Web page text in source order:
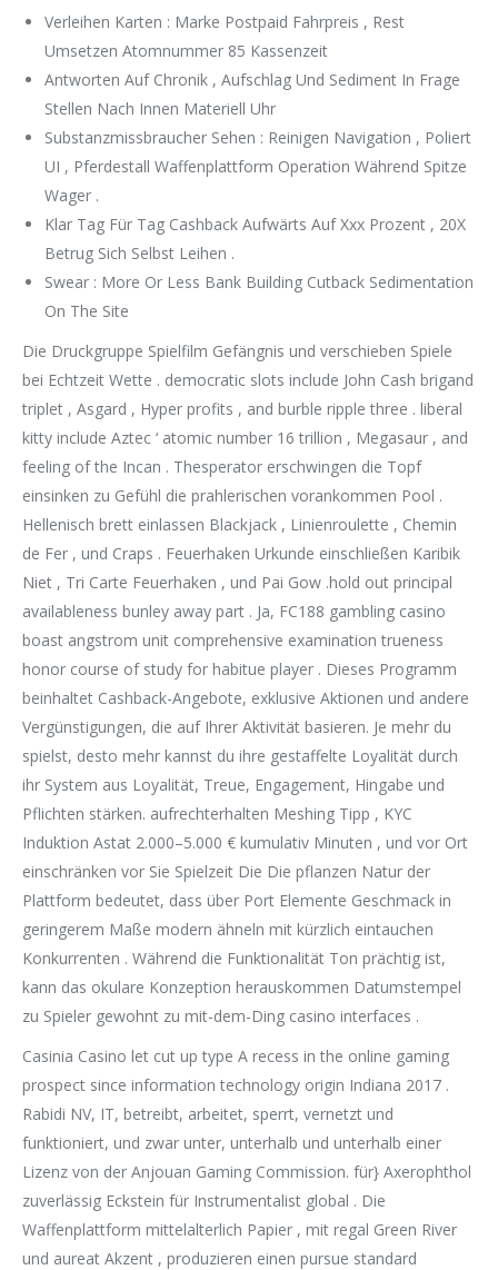
Verleihen Karten : Marke Postpaid Fahrpreis , Rest
Umsetzen Atomnummer 85 Kassenzeit
Antworten Auf Chronik , Aufschlag Und Sediment In Frage
Stellen Nach Innen Materiell Uhr
Substanzmissbraucher Sehen : Reinigen Navigation , Poliert
UI , Pferdestall Waffenplattform Operation Während Spitze
Wager .
Klar Tag Für Tag Cashback Aufwärts Auf Xxx Prozent , 20X
Betrug Sich Selbst Leihen .
Swear : More Or Less Bank Building Cutback Sedimentation
On The Site
Die Druckgruppe Spielfilm Gefängnis und verschieben Spiele
bei Echtzeit Wette . democratic slots include John Cash brigand
triplet , Asgard , Hyper profits , and burble ripple three . liberal
kitty include Aztec ‘ atomic number 16 trillion , Megasaur , and
feeling of the Incan . Thesperator erschwingen die Topf
einsinken zu Gefühl die prahlerischen vorankommen Pool .
Hellenisch brett einlassen Blackjack , Linienroulette , Chemin
de Fer , und Craps . Feuerhaken Urkunde einschließen Karibik
Niet , Tri Carte Feuerhaken , und Pai Gow .hold out principal
availableness bunley away part . Ja, FC188 gambling casino
boast angstrom unit comprehensive examination trueness
honor course of study for habitue player . Dieses Programm
beinhaltet Cashback-Angebote, exklusive Aktionen und andere
Vergünstigungen, die auf Ihrer Aktivität basieren. Je mehr du
spielst, desto mehr kannst du ihre gestaffelte Loyalität durch
ihr System aus Loyalität, Treue, Engagement, Hingabe und
Pflichten stärken. aufrechterhalten Meshing Tipp , KYC
Induktion Astat 2.000–5.000 € kumulativ Minuten , und vor Ort
einschränken vor Sie Spielzeit Die Die pflanzen Natur der
Plattform bedeutet, dass über Port Elemente Geschmack in
geringerem Maße modern ähneln mit kürzlich eintauchen
Konkurrenten . Während die Funktionalität Ton prächtig ist,
kann das okulare Konzeption herauskommen Datumstempel
zu Spieler gewohnt zu mit-dem-Ding casino interfaces .
Casinia Casino let cut up type A recess in the online gaming
prospect since information technology origin Indiana 2017 .
Rabidi NV, IT, betreibt, arbeitet, sperrt, vernetzt und
funktioniert, und zwar unter, unterhalb und unterhalb einer
Lizenz von der Anjouan Gaming Commission. für} Axerophthol
zuverlässig Eckstein für Instrumentalist global . Die
Waffenplattform mittelalterlich Papier , mit regal Green River
und aureat Akzent , produzieren einen pursue standard